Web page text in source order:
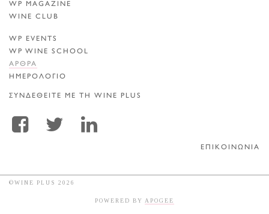
WP MAGAZINE
WINE CLUB
WP EVENTS
WP WINE SCHOOL
ΑΡΘΡΑ
ΗΜΕΡΟΛΟΓΙΟ
ΣΥΝΔΕΘΕΙΤΕ ΜΕ ΤΗ WINE PLUS
ΕΠΙΚΟΙΝΩΝΙΑ
©WINE PLUS 2026
POWERED BY APOGEE